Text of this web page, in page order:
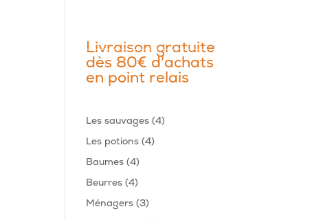
Livraison gratuite
dès 80€ d'achats
en point relais
Les sauvages 44
Les potions 44
Baumes 44
produits
Beurres 44
produits
Ménagers 33